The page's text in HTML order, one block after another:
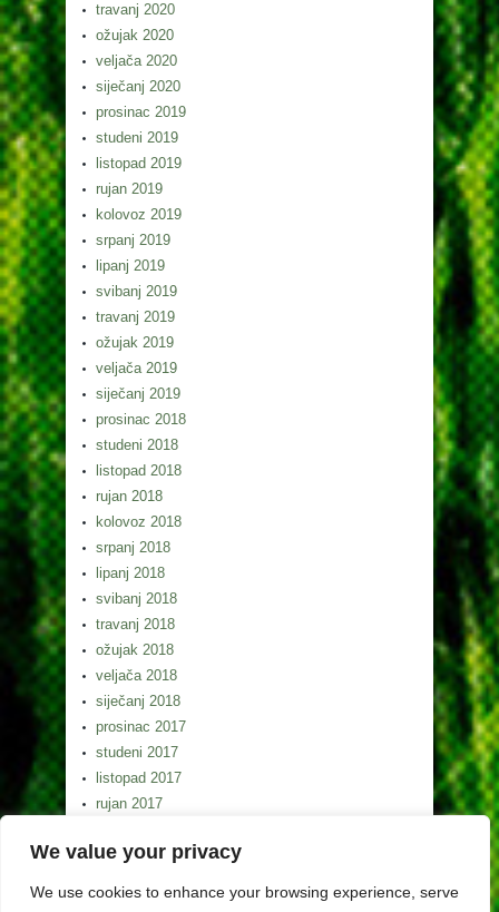
We value your privacy
We use cookies to enhance your browsing experience, serve
travanj 2020
ožujak 2020
veljača 2020
siječanj 2020
prosinac 2019
studeni 2019
listopad 2019
rujan 2019
kolovoz 2019
srpanj 2019
lipanj 2019
svibanj 2019
travanj 2019
ožujak 2019
veljača 2019
siječanj 2019
prosinac 2018
studeni 2018
listopad 2018
rujan 2018
kolovoz 2018
srpanj 2018
lipanj 2018
svibanj 2018
travanj 2018
ožujak 2018
veljača 2018
siječanj 2018
prosinac 2017
studeni 2017
listopad 2017
rujan 2017
srpanj 2017